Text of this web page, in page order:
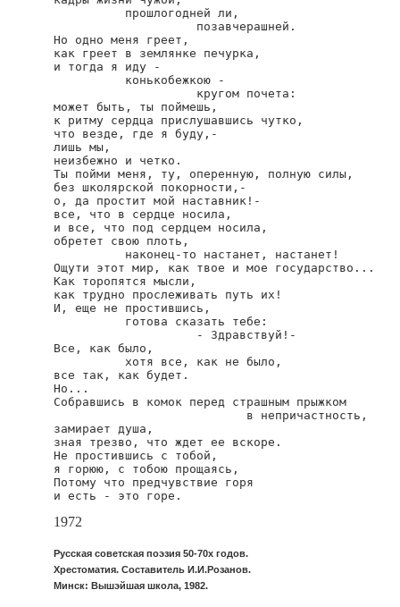
          прошлогодней ли,
                    позавчерашней.
Но одно меня греет,
как греет в землянке печурка,
и тогда я иду -
          конькобежкою -
                    кругом почета:
может быть, ты поймешь,
к ритму сердца прислушавшись чутко,
что везде, где я буду,-
лишь мы,
неизбежно и четко.
Ты пойми меня, ту, оперенную, полную силы,
без школярской покорности,-
о, да простит мой наставник!-
все, что в сердце носила,
и все, что под сердцем носила,
обретет свою плоть,
          наконец-то настанет, настанет!
Ощути этот мир, как твое и мое государство...
Как торопятся мысли,
как трудно прослеживать путь их!
И, еще не простившись,
          готова сказать тебе:
                    - Здравствуй!-
Все, как было,
          хотя все, как не было,
все так, как будет.
Но...
Собравшись в комок перед страшным прыжком
                           в непричастность,
замирает душа,
зная трезво, что ждет ее вскоре.
Не простившись с тобой,
я горюю, с тобою прощаясь,
Потому что предчувствие горя
и есть - это горе.
1972
Русская советская поэзия 50-70х годов.
Хрестоматия. Составитель И.И.Розанов.
Минск: Вышэйшая школа, 1982.